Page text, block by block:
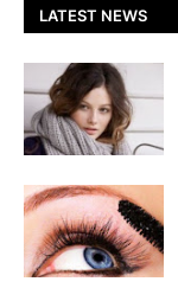
LATEST NEWS